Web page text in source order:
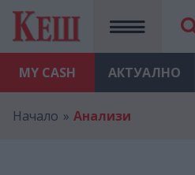
MY CASH АКТУАЛНО
Начало Анализи